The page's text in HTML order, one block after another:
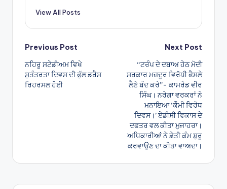
p
View All Posts
Post
navigation
Previous Post
ਨਹਿਰੂ ਸਟੇਡੀਅਮ ਵਿਖੇ
ਸੁਤੰਤਰਤਾ ਦਿਵਸ ਦੀ ਫੁੱਲ ਡਰੈਸ
ਰਿਹਰਸਲ ਹੋਈ
Next Post
“ਟਰੰਪ ਦੇ ਦਬਾਅ ਹੇਠ ਮੋਦੀ
ਸਰਕਾਰ ਮਜ਼ਦੂਰ ਵਿਰੋਧੀ ਫੈਸਲੇ
ਲੈਣੇ ਬੰਦ ਕਰੇ”- ਕਾਮਰੇਡ ਵੀਰ
ਸਿੰਘ। ਨਰੇਗਾ ਵਰਕਰਾਂ ਨੇ
ਮਨਾਇਆ ‘ਕੌਮੀ ਵਿਰੋਧ
ਦਿਵਸ।’ ਏਡੀਸੀ ਵਿਕਾਸ ਦੇ
ਦਫਤਰ ਵਲ ਕੀਤਾ ਮੁਜਾਹਰਾ।
ਅਧਿਕਾਰੀਆਂ ਨੇ ਛੇਤੀ ਕੰਮ ਸ਼ੁਰੂ
ਕਰਵਾਉਣ ਦਾ ਕੀਤਾ ਵਾਅਦਾ।